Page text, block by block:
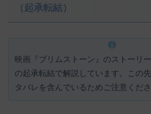
（起承転結）
映画『ブリムストーン』のストーリ
の起承転結で解説しています。この
タバレを含んでいるためご注意くださ